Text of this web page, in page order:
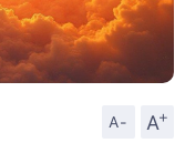
A- A
+